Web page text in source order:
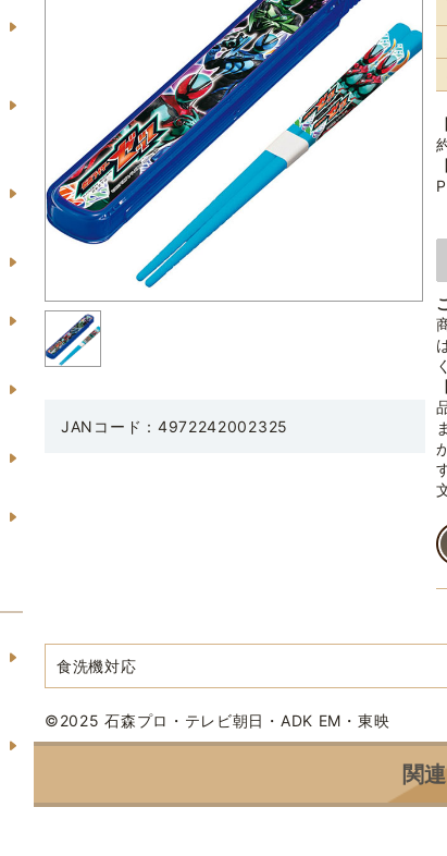
JANコード：4972242002325
食洗機対応
©2025 石森プロ・テレビ朝日・ADK EM・東映
関